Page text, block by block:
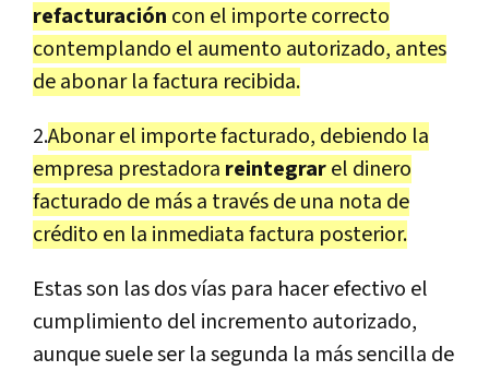
refacturación con el importe correcto
contemplando el aumento autorizado, antes
de abonar la factura recibida.
2.Abonar el importe facturado, debiendo la
empresa prestadora reintegrarel dinero
facturado de más a través de una nota de
crédito en la inmediata factura posterior.
Estas son las dos vías para hacer efectivo el
cumplimiento del incremento autorizado,
aunque suele ser la segunda la más sencilla de